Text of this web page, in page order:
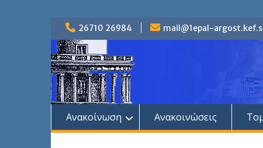
Skip
content
26710 26984
mail@1epal-
Ανακοίνωση Ανακοινώσεις